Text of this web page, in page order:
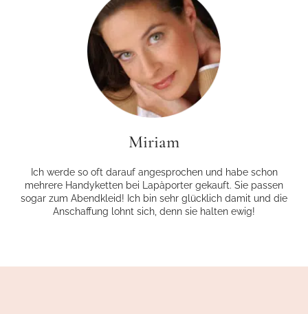
Miriam
Ich werde so oft darauf angesprochen und habe schon
mehrere Handyketten bei Lapàporter gekauft. Sie passen
sogar zum Abendkleid! Ich bin sehr glücklich damit und die
Anschaffung lohnt sich, denn sie halten ewig!